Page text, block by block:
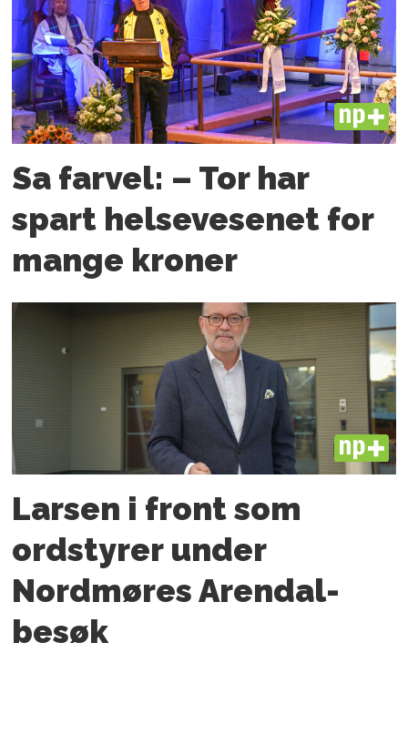
PLUS
Sa farvel: – Tor har
spart helsevesenet for
mange kroner
PLUS
Larsen i front som
ordstyrer under
Nordmøres Arendal-
besøk